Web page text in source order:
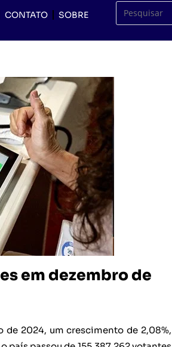
CONTATO SOBRE
em dezembro de
de 2024, um crescimento de 2,08%,